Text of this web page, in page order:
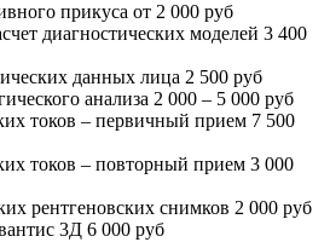
прикуса от 2 000 руб
диагностических моделей 3 400
данных лица 2 500 руб
анализа 2 000 – 5 000 руб
токов – первичный прием 7 500
токов – повторный прием 3 000
рентгеновских снимков 2 000 руб
3Д 6 000 руб